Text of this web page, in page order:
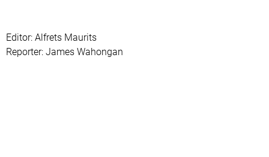
Editor: Alfrets Maurits
Reporter: James Wahongan